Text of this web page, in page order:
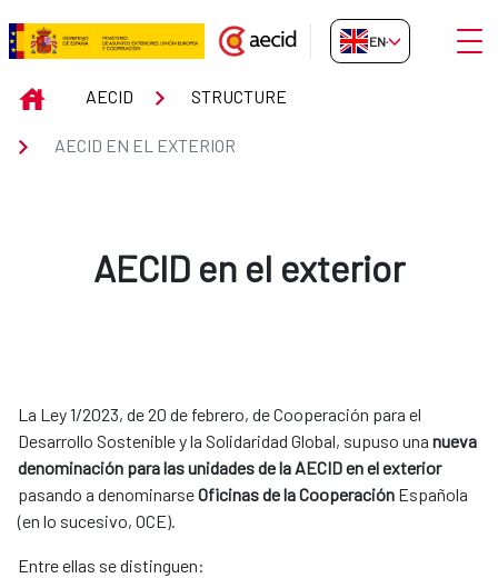
Skip to Main Content
Aecid en el Exterior
EN-GB
INICIOAECID STRUCTURE
AECID EN EL EXTERIOR
AECID en el exterior
La Ley 1/2023, de 20 de febrero, de Cooperación para el
Desarrollo Sostenible y la Solidaridad Global, supuso una nueva
denominación para las unidades de la AECID en el exterior
pasando a denominarseOficinas de la Cooperación Española
(en lo sucesivo, OCE).
Entre ellas se distinguen: